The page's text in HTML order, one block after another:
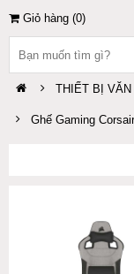
Giỏ hàng (0)
THIẾT BỊ VĂN
Ghế Gaming Corsair